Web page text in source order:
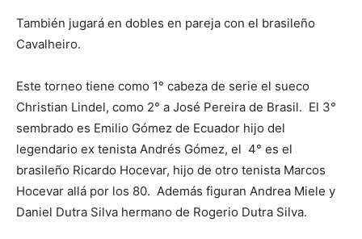
También jugará en dobles en pareja con el brasileño
Cavalheiro.
Este torneo tiene como 1° cabeza de serie el sueco
Christian Lindel, como 2° a José Pereira de Brasil. El 3°
sembrado es Emilio Gómez de Ecuador hijo del
legendario ex tenista Andrés Gómez, el 4° es el
brasileño Ricardo Hocevar, hijo de otro tenista Marcos
Hocevar allá por los 80. Además figuran Andrea Miele y
Daniel Dutra Silva hermano de Rogerio Dutra Silva.